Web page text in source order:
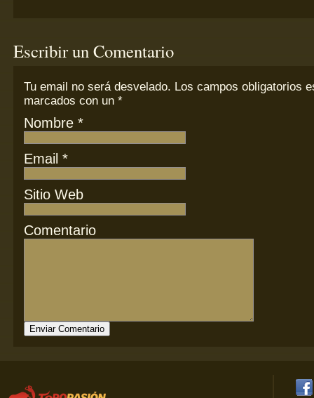
Escribir un Comentario
Tu email noserá desvelado. Los campos obligatorios
marcados con un *
Nombre *
Email *
Sitio Web
Comentario